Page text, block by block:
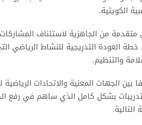
الكويتية.
متقدمة من الجاهزية لاستئناف
العودة التدريجية للنشاط الرياضي
والتنظيم.
الجهات المعنية والاتحادات
بشكل كامل الذي ساهم في رفع